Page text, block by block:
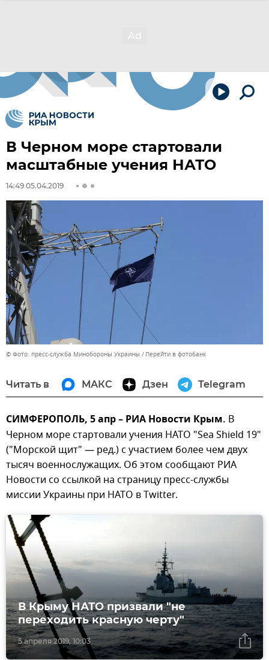
В Черном море стартовали
масштабные учения НАТО
14:49 05.04.2019
© Фото: пресс-служба Минобороны Украины Перейти в фотобанк
Читать в МАКС Дзен Telegram
СИМФЕРОПОЛЬ, 5 апр – РИА Новости Крым. В
Черном море стартовали учения НАТО "Sea Shield 19"
("Морской щит" — ред.) с участием более чем двух
тысяч военнослужащих. Об этом сообщают РИА
Новости со ссылкой на страницу пресс-службы
миссии Украины при НАТО в Twitter.
5 апреля 2019, 10:03
В Крыму НАТО призвали "не
переходить красную черту"